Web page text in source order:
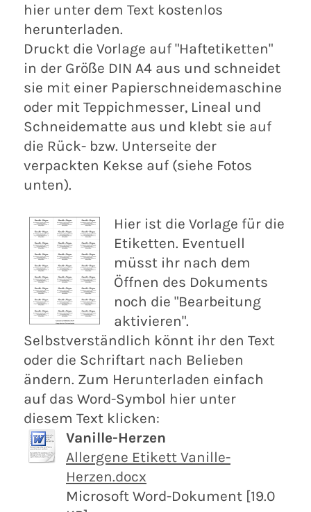
hier unter dem Text kostenlos
herunterladen.
Druckt die Vorlage auf "Haftetiketten"
in der Größe DIN A4 aus und schneidet
sie mit einer Papierschneidemaschine
oder mit Teppichmesser, Lineal und
Schneidematte aus und klebt sie auf
die Rück- bzw. Unterseite der
verpackten Kekse auf (siehe Fotos
unten).
Hier ist die Vorlage für die
Etiketten. Eventuell
müsst ihr nach dem
Öffnen des Dokuments
noch die "Bearbeitung
aktivieren".
Selbstverständlich könnt ihr den Text
oder die Schriftart nach Belieben
ändern. Zum Herunterladen einfach
auf das Word-Symbol hier unter
diesem Text klicken:
Vanille-Herzen
Allergene Etikett Vanille-
Herzen.docx
Microsoft Word-Dokument [19.0